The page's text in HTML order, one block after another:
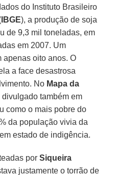
do Instituto Brasileiro
IBGE), a produção de soja
de 9,3 mil toneladas, em
em 2007. Um
apenas oito anos. O
a face desastrosa
No Mapa da
divulgado também em
como o mais pobre do
da população vivia da
estado de indigência.
porSiqueira
justamente o torrão de